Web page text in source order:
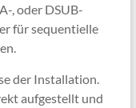
, oder DSUB-
für sequentielle
der Installation.
aufgestellt und